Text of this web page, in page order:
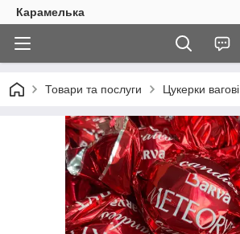
Карамелька
Товари та послуги Цукерки вагові